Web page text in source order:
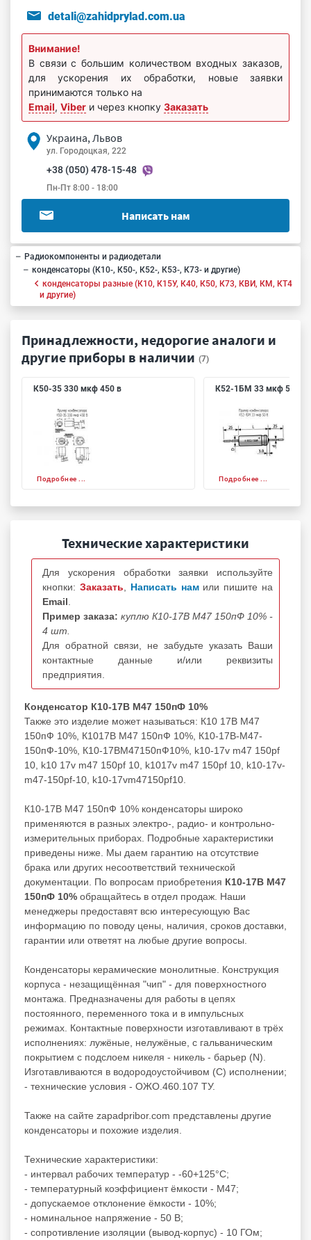
detali@zahidprylad.com.ua
Внимание!
В связи с большим количеством входных заказов,
для ускорения их обработки, новые заявки
принимаются только на
Email, Viber и через кнопку Заказать
Украина, Львов
ул. Городоцкая, 222
+38 (050) 478-15-48
Пн-Пт 8:00 - 18:00
Написать нам
Радиокомпоненты и радиодетали
конденсаторы (К10-, К50-, К52-, К53-, К73- и другие)
конденсаторы разные (К10, К15У, К40, К50, К73, КВИ, КМ, КТ4
и другие)
Принадлежности, недорогие аналоги и
другие приборы в наличии (7)
К50-35 330 мкф 450 в
Подробнее ...
К52-1БМ 33 мкф 50 в
Подробнее ...
Технические характеристики
Для ускорения обработки заявки используйте
кнопки: Заказать Написать нам или пишите на
Email
Пример заказа: куплю К10-17В М47 150пФ 10% -
4 шт.
Для обратной связи, не забудьте указать Ваши
контактные данные и/или реквизиты
предприятия.
Конденсатор К10-17В М47 150пФ 10%
Также это изделие может называться: К10 17В М47
150пФ 10%, К1017В М47 150пФ 10%, К10-17В-М47-
150пФ-10%, К10-17ВМ47150пФ10%, k10-17v m47 150pf
10, k10 17v m47 150pf 10, k1017v m47 150pf 10, k10-17v-
m47-150pf-10, k10-17vm47150pf10.
К10-17В М47 150пФ 10% конденсаторы широко
применяются в разных электро-, радио- и контрольно-
измерительных приборах. Подробные характеристики
приведены ниже. Мы даем гарантию на отсутствие
брака или других несоответствий технической
документации. По вопросам приобретения К10-17В М47
150пФ 10% обращайтесь в отдел продаж. Наши
менеджеры предоставят всю интересующую Вас
информацию по поводу цены, наличия, сроков доставки,
гарантии или ответят на любые другие вопросы.
Конденсаторы керамические монолитные. Конструкция
корпуса - незащищённая "чип" - для поверхностного
монтажа. Предназначены для работы в цепях
постоянного, переменного тока и в импульсных
режимах. Контактные поверхности изготавливают в трёх
исполнениях: лужёные, нелужёные, с гальваническим
покрытием с подслоем никеля - никель - барьер (N).
Изготавливаются в водородоустойчивом (С) исполнении;
- технические условия - ОЖО.460.107 ТУ.
Также на сайте zapadpribor.com представлены другие
конденсаторы и похожие изделия.
Технические характеристики:
- интервал рабочих температур - -60+125°C;
- температурный коэффициент ёмкости - М47;
- допускаемое отклонение ёмкости - 10%;
- номинальное напряжение - 50 В;
- сопротивление изоляции (вывод-корпус) - 10 ГОм;